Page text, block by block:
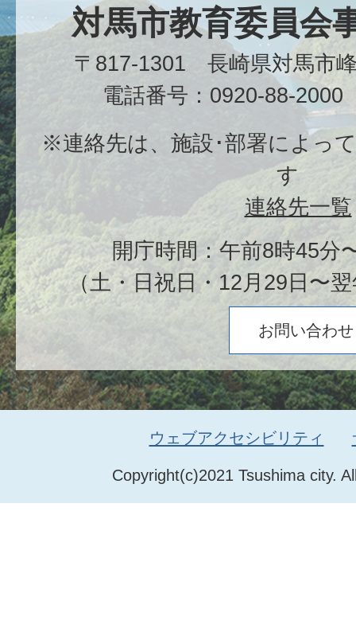
対馬市教育委員会
〒817-1301 長崎県対馬市
電話番号：0920-88-2000
※連絡先は、施設･部署によっ
す
連絡先一覧
開庁時間：午前8時45分
（土・日祝日・12月29日〜
お問い合わせ
Copyright(c)2021 Tsushima city.
ウェブアクセシビリティ